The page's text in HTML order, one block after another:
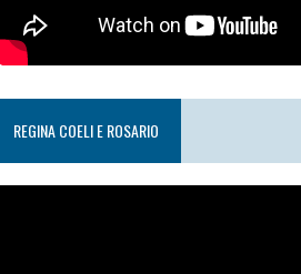
REGINA COELI E ROSARIO